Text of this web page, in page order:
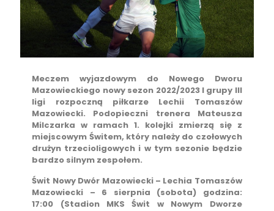
Meczem wyjazdowym do Nowego Dworu
Mazowieckiego nowy sezon 2022/2023 I grupy III
ligi rozpoczną piłkarze Lechii Tomaszów
Mazowiecki. Podopieczni trenera Mateusza
Milczarka w ramach 1. kolejki zmierzą się z
miejscowym Świtem, który należy do czołowych
drużyn trzecioligowych i w tym sezonie będzie
bardzo silnym zespołem.
Świt Nowy Dwór Mazowiecki – Lechia Tomaszów
Mazowiecki – 6 sierpnia (sobota) godzina:
17:00 (Stadion MKS Świt w Nowym Dworze